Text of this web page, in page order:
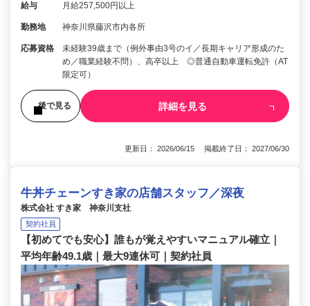
給与 月給257,500円以上
勤務地 神奈川県藤沢市内各所
応募資格
未経験39歳まで（例外事由3号のイ／長期キャリア形成のた
め／職業経験不問）、高卒以上 ◎普通自動車運転免許（AT
限定可）
後で見る 詳細を見る
更新日： 2026/06/15 掲載終了日： 2027/06/30
牛丼チェーンすき家の店舗スタッフ／深夜
株式会社 すき家 神奈川支社
契約社員
【初めてでも安心】誰もが覚えやすいマニュアル確立｜
平均年齢49.1歳｜最大9連休可｜契約社員